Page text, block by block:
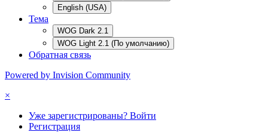
English (USA)
Тема
WOG Dark 2.1
WOG Light 2.1 (По умолчанию)
Обратная связь
Powered by Invision Community
×
Уже зарегистрированы? Войти
Регистрация